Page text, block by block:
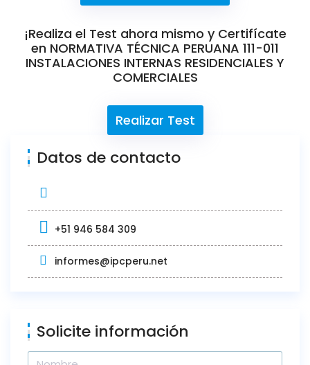
¡Realiza el Test ahora mismo y Certifícate
en NORMATIVA TÉCNICA PERUANA 111-011
INSTALACIONES INTERNAS RESIDENCIALES Y
COMERCIALES
Realizar Test
Datos de contacto
+51 946 584 309
informes@ipcperu.net
Solicite información